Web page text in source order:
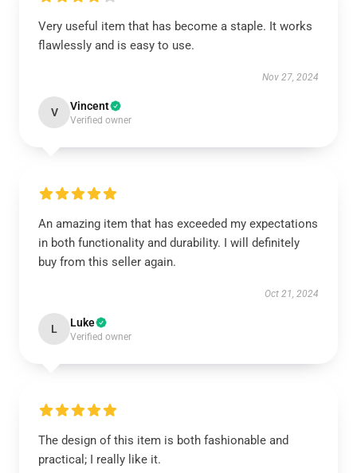
Very useful item that has become a staple. It works
flawlessly and is easy to use.
Nov 27, 2024
V Vincent
Verified owner
An amazing item that has exceeded my expectations
in both functionality and durability. I will definitely
buy from this seller again.
Oct 21, 2024
L Luke
Verified owner
The design of this item is both fashionable and
practical; I really like it.